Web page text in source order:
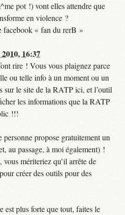
pot !) vont elles attendre que
en violence ?
facebook « fan du rerB »
16:37
rire ! Vous vous plaignez parce
ou telle info à un moment ou un
sur le site de la RATP ici, et l’outil
les informations que la RATP
!!!
personne propose gratuitement un
au passage, à moi également) !
vous mériteriez qu’il arrête de
créer des outils pour des
est plus forte que tout, faites le